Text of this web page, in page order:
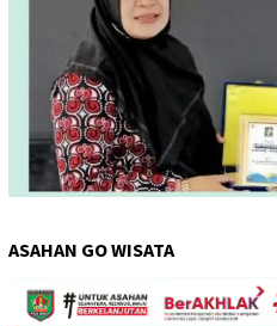
ASAHAN GO WISATA
Pemutar
Video